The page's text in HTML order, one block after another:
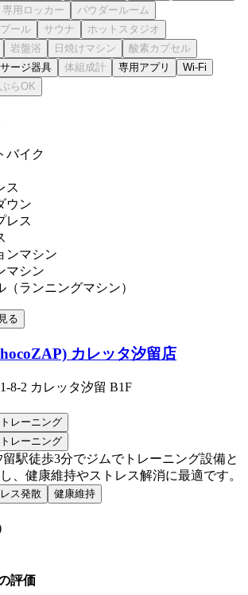
ージ器具 専用アプリ Wi-Fi
バイク
ス
ウン
レス
ンマシン
マシン
（ランニングマシン）
る
カレッタ汐留店
8-2 カレッタ汐留 B1F
レーニング
レーニング
留駅徒歩3分でジムでトレーニング設備と
、健康維持やストレス解消に最適です。
ス発散 健康維持
評価